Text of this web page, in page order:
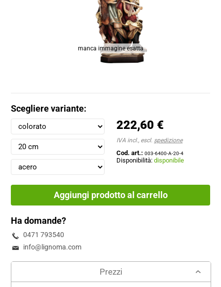
Scegliere variante:
222,60 €
IVA incl., escl. spedizione
Cod. art.: 003-6400-A-20-4
Disponibilità:disponibile
Aggiungi prodotto al carrello
Ha domande?
0471 793540
info@lignoma.com
Prezzi